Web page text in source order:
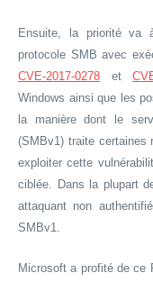
Ensuite, la priorité va
protocole SMB avec
CVE-2017-0278 et
Windows ainsi que les
la manière dont le
(SMBv1) traite certaines
exploiter cette
ciblée. Dans la plupart
attaquant non
SMBv1.
Microsoft a profité de ce